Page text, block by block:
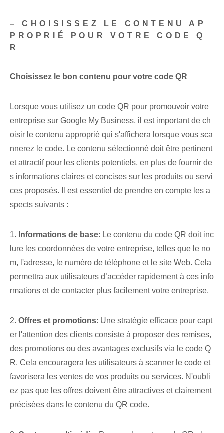
– CHOISISSEZ LE CONTENU AP
PROPRIÉ POUR VOTRE CODE Q
R
Choisissez le bon contenu pour votre code QR
Lorsque vous utilisez un code QR pour promouvoir votre
entreprise sur Google My Business, il est important de ch
oisir le contenu approprié qui s'affichera lorsque vous sca
nnerez le code. Le contenu sélectionné doit être pertinent
et attractif pour les clients potentiels, en plus de fournir de
s informations claires et concises sur les produits ou servi
ces proposés. Il est essentiel de prendre en compte les a
spects suivants :
1. Informations de base: Le contenu du code QR doit inc
lure les coordonnées de votre entreprise, telles que le no
m, l'adresse, le numéro de téléphone et le site Web. Cela
permettra aux utilisateurs d’accéder rapidement à ces info
rmations et de contacter plus facilement votre entreprise.
2. Offres et promotions: Une stratégie efficace pour capt
er l'attention des clients consiste à proposer des remises,
des promotions ou des avantages exclusifs via le code Q
R. Cela encouragera les utilisateurs à scanner le code et
favorisera les ventes de vos produits ou services. N'oubli
ez pas que les offres doivent être attractives et clairement
précisées dans le contenu du QR code.